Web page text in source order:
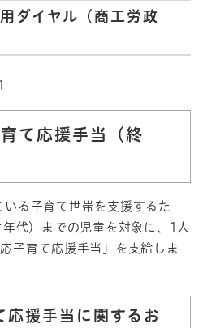
ダイヤル（商工労政
て応援手当（終
る子育て世帯を支援するた
代）までの児童を対象に、1人
子育て応援手当」を支給しま
応援手当に関するお